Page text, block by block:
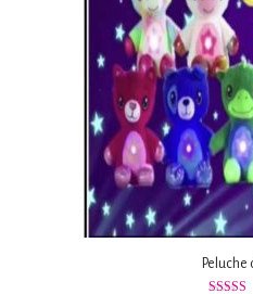
Peluche